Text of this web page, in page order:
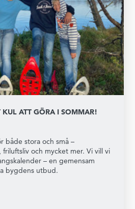
KUL ATT GÖRA I SOMMAR!
både stora och små –
friluftsliv och mycket mer. Vi vill vi
– en gemensam
bygdens utbud.